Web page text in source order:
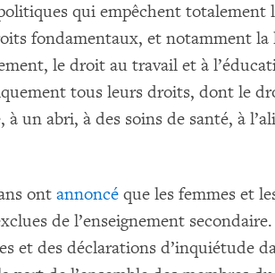
qui empêchent totalement
fondamentaux, et notamment la
le droit au travail et à
tous leurs droits, dont le
à un abri, à des soins de santé, à
ontannoncé que les femmes et
de l’enseignement
et des déclarations d’inquiétude